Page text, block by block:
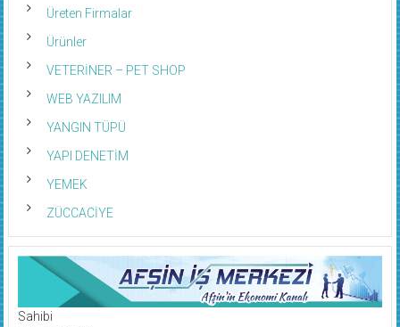
Üreten Firmalar
Ürünler
VETERİNER – PET SHOP
WEB YAZILIM
YANGIN TÜPÜ
YAPI DENETİM
YEMEK
ZÜCCACİYE
Sahibi